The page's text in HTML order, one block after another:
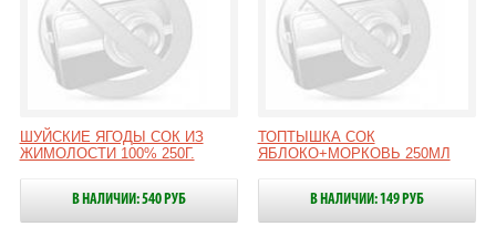
ШУЙСКИЕ ЯГОДЫ СОК ИЗ
ЖИМОЛОСТИ 100% 250Г.
В НАЛИЧИИ: 540 РУБ
ТОПТЫШКА СОК
ЯБЛОКО+МОРКОВЬ 250МЛ
В НАЛИЧИИ: 149 РУБ